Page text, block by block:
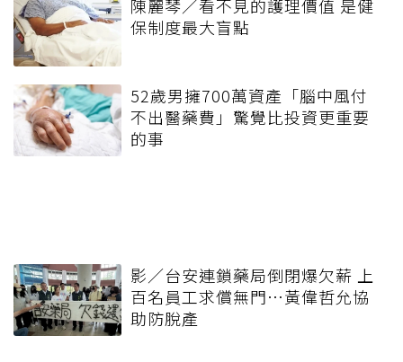
陳麗琴／看不見的護理價值 是健
保制度最大盲點
52歲男擁700萬資產「腦中風付
不出醫藥費」驚覺比投資更重要
的事
影／台安連鎖藥局倒閉爆欠薪 上
百名員工求償無門…黃偉哲允協
助防脫產